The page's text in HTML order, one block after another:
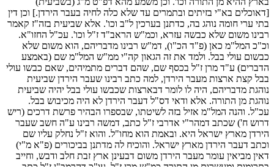
[דאוכלים בא"י בזיתים ובתמרים עד שלא כלה לחיה בעבר הירדן.] וכן דין
בתי ערי חומה נוהג בה, כדתנן בערכין ל"ב וכו'. אלא שביעית בזה"ז קאמר
רבינו משום שלא כבשה עזרא, וכמ"ש הראב"ד ז"ל וכו'. עכ"ל החזו"א.
וכ"כ המל"מ כאן (פ"ד הכ"ו), דמ"ש רבינו מדבריהם, הוא משום שלא
כבשום עולי בבל. ולמד את זה הגאון קה"י ממ"ש המל"מ שם (באמצע
הדברים) ע"ד מרן ז"ל בכסף שם, שהם דברים מתמיהים, שאם כבשו עולי
בבל קצת ארצות מעבר הירדן, למה כתב רבינו שעבר הירדן שביעית
נוהגת מדבריהם, היה לו לומר דבארצות שכבשו עולי בבל יהיה שביעית
נוהגת מן התורה. אלא ודאי דס"ל דעבר הירדן לא היה מכיבוש בבל.
עכ"ל. והנה המל"מ אזיל בזה לשיטתו, שבספרו הבהיר פרשת דרכים (ריש
דרוש ח') שכתב דמהר"י אדרבי ז"ל כתב, דמשה רבינו ע"ה חשב שעבר
הירדן מארץ ישראל היא. ובאמת הוא מחו"ל. והוא ז"ל נחלק עליו שם
וכתב דעבר הירדן מארץ ישראל. והוכיח לה מדתנן בביכורים (פ"א מ"י)
דאין מביאין עומר מעבר הירדן משום דבעינן ארץ זבת חלב ודבש, וחייב